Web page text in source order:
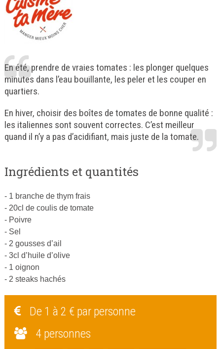
En été, prendre de vraies tomates : les plonger quelques
minutes dans l’eau bouillante, les peler et les couper en
quartiers.
En hiver, choisir des boîtes de tomates de bonne qualité :
les italiennes sont souvent correctes. C’est meilleur
quand il n’y a pas d’acidifiant, mais juste de la tomate.
Ingrédients et quantités
- 1 branche de thym frais
- 20cl de coulis de tomate
- Poivre
- Sel
- 2 gousses d’ail
- 3cl d’huile d’olive
- 1 oignon
- 2 steaks hachés
De 1 à 2 € par personne
4 personnes